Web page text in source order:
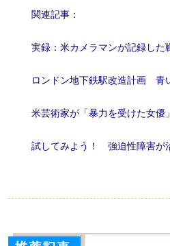
関連記事：
実録：米カメラマンが記録した
ロンドン地下鉄駅改造計画 青
米芸術家が「暴力を受けた女
試してみよう！ 強迫性障害が